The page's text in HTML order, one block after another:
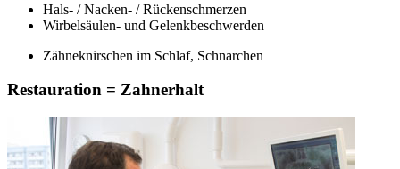
Hals- / Nacken- / Rückenschmerzen
Wirbelsäulen- und Gelenkbeschwerden
Zähneknirschen im Schlaf, Schnarchen
Restauration = Zahnerhalt